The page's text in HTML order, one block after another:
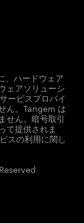
、ハードウェア
ェアソリューシ
ービスプロバイ
ん。Tangem は
せん。暗号取引
て提供されま
スの利用に関し